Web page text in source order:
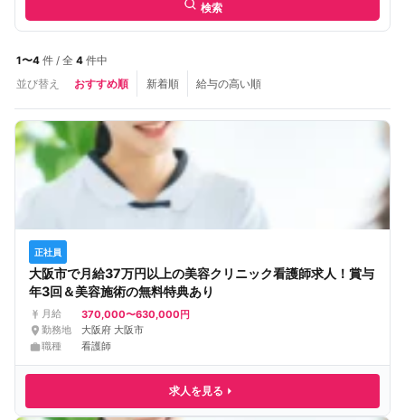
検索
1〜4件 / 全 4件中
並び替え
おすすめ順 新着順 給与の高い順
正社員
大阪市で月給37万円以上の美容クリニック看護師求人！賞与
年3回＆美容施術の無料特典あり
月給 370,000〜630,000円
勤務地
大阪府 大阪市
職種
看護師
求人を見る